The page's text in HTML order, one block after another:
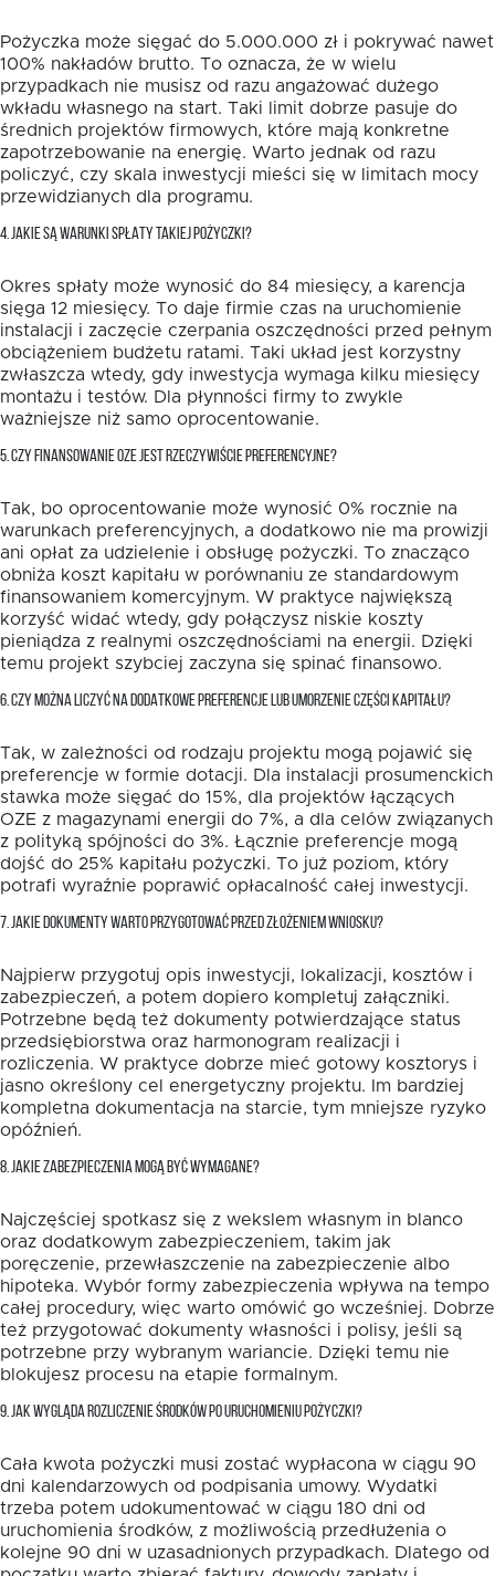
Pożyczka może sięgać do 5.000.000 zł i pokrywać nawet
100% nakładów brutto. To oznacza, że w wielu
przypadkach nie musisz od razu angażować dużego
wkładu własnego na start. Taki limit dobrze pasuje do
średnich projektów firmowych, które mają konkretne
zapotrzebowanie na energię. Warto jednak od razu
policzyć, czy skala inwestycji mieści się w limitach mocy
przewidzianych dla programu.
4. JAKIE SĄ WARUNKI SPŁATY TAKIEJ POŻYCZKI?
Okres spłaty może wynosić do 84 miesięcy, a karencja
sięga 12 miesięcy. To daje firmie czas na uruchomienie
instalacji i zaczęcie czerpania oszczędności przed pełnym
obciążeniem budżetu ratami. Taki układ jest korzystny
zwłaszcza wtedy, gdy inwestycja wymaga kilku miesięcy
montażu i testów. Dla płynności firmy to zwykle
ważniejsze niż samo oprocentowanie.
5. CZY FINANSOWANIE OZE JEST RZECZYWIŚCIE PREFERENCYJNE?
Tak, bo oprocentowanie może wynosić 0% rocznie na
warunkach preferencyjnych, a dodatkowo nie ma prowizji
ani opłat za udzielenie i obsługę pożyczki. To znacząco
obniża koszt kapitału w porównaniu ze standardowym
finansowaniem komercyjnym. W praktyce największą
korzyść widać wtedy, gdy połączysz niskie koszty
pieniądza z realnymi oszczędnościami na energii. Dzięki
temu projekt szybciej zaczyna się spinać finansowo.
6. CZY MOŻNA LICZYĆ NA DODATKOWE PREFERENCJE LUB UMORZENIE CZĘŚCI KAPITAŁU?
Tak, w zależności od rodzaju projektu mogą pojawić się
preferencje w formie dotacji. Dla instalacji prosumenckich
stawka może sięgać do 15%, dla projektów łączących
OZE z magazynami energii do 7%, a dla celów związanych
z polityką spójności do 3%. Łącznie preferencje mogą
dojść do 25% kapitału pożyczki. To już poziom, który
potrafi wyraźnie poprawić opłacalność całej inwestycji.
7. JAKIE DOKUMENTY WARTO PRZYGOTOWAĆ PRZED ZŁOŻENIEM WNIOSKU?
Najpierw przygotuj opis inwestycji, lokalizacji, kosztów i
zabezpieczeń, a potem dopiero kompletuj załączniki.
Potrzebne będą też dokumenty potwierdzające status
przedsiębiorstwa oraz harmonogram realizacji i
rozliczenia. W praktyce dobrze mieć gotowy kosztorys i
jasno określony cel energetyczny projektu. Im bardziej
kompletna dokumentacja na starcie, tym mniejsze ryzyko
opóźnień.
8. JAKIE ZABEZPIECZENIA MOGĄ BYĆ WYMAGANE?
Najczęściej spotkasz się z wekslem własnym in blanco
oraz dodatkowym zabezpieczeniem, takim jak
poręczenie, przewłaszczenie na zabezpieczenie albo
hipoteka. Wybór formy zabezpieczenia wpływa na tempo
całej procedury, więc warto omówić go wcześniej. Dobrze
też przygotować dokumenty własności i polisy, jeśli są
potrzebne przy wybranym wariancie. Dzięki temu nie
blokujesz procesu na etapie formalnym.
9. JAK WYGLĄDA ROZLICZENIE ŚRODKÓW PO URUCHOMIENIU POŻYCZKI?
Cała kwota pożyczki musi zostać wypłacona w ciągu 90
dni kalendarzowych od podpisania umowy. Wydatki
trzeba potem udokumentować w ciągu 180 dni od
uruchomienia środków, z możliwością przedłużenia o
kolejne 90 dni w uzasadnionych przypadkach. Dlatego od